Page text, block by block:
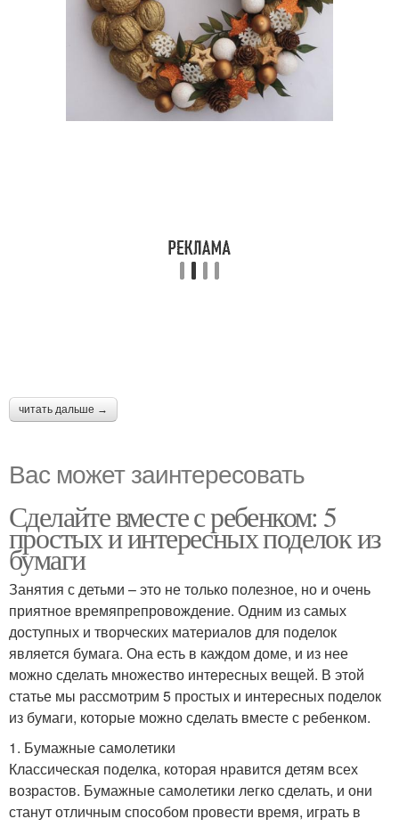
читать дальше →
Вас может заинтересовать
Сделайте вместе с ребенком: 5
простых и интересных поделок из
бумаги
Занятия с детьми – это не только полезное, но и очень
приятное времяпрепровождение. Одним из самых
доступных и творческих материалов для поделок
является бумага. Она есть в каждом доме, и из нее
можно сделать множество интересных вещей. В этой
статье мы рассмотрим 5 простых и интересных поделок
из бумаги, которые можно сделать вместе с ребенком.
1. Бумажные самолетики
Классическая поделка, которая нравится детям всех
возрастов. Бумажные самолетики легко сделать, и они
станут отличным способом провести время, играть в